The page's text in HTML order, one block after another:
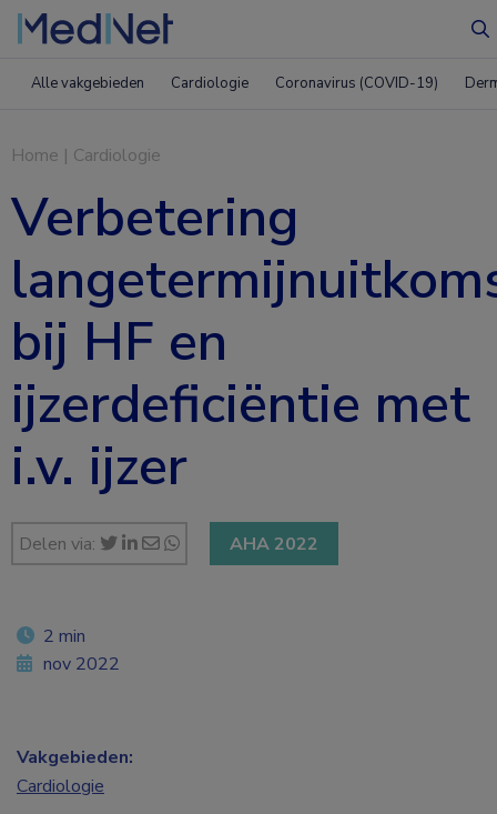
Alle vakgebieden Cardiologie Coronavirus (COVID-19)
Home | Cardiologie
Verbetering
bij HF en
ijzerdeficiëntie met
i.v. ijzer
Delen via: AHA 2022
2 min
nov 2022
Vakgebieden:
Cardiologie